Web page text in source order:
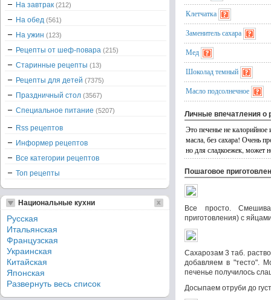
Клетчатка
Заменитель сахара
Мед
Шоколад темный
Масло подсолнечное
Личные впечатления о
Это печенье не калорийное
масла, без сахара! Очень
но для сладкоежек, может
Пошаговое
Все просто.
приготовления) с
Сахарозам 3 таб.
добавляем в "тесто".
печенье получилось
Досыпаем отруби до
На завтрак (212)
На обед (561)
На ужин (123)
Рецепты от шеф-повара (215)
Старинные рецепты (13)
Рецепты для детей (7375)
Праздничный стол (3567)
Специальное питание (5207)
Rss рецептов
Информер рецептов
Все категории рецептов
Топ рецепты
Национальные кухни
Русская
Итальянская
Французская
Украинская
Китайская
Японская
Развернуть весь список